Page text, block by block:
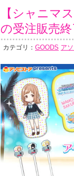
【シャニマ
の受注販売
カテゴリ： GOODS ア